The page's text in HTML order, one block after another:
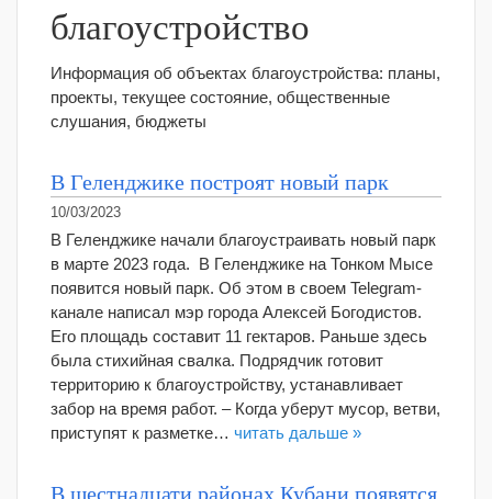
благоустройство
Информация об объектах благоустройства: планы,
проекты, текущее состояние, общественные
слушания, бюджеты
В Геленджике построят новый парк
10/03/2023
В Геленджике начали благоустраивать новый парк
в марте 2023 года. В Геленджике на Тонком Мысе
появится новый парк. Об этом в своем Telegram-
канале написал мэр города Алексей Богодистов.
Его площадь составит 11 гектаров. Раньше здесь
была стихийная свалка. Подрядчик готовит
территорию к благоустройству, устанавливает
забор на время работ. – Когда уберут мусор, ветви,
приступят к разметке… читать дальше »
В шестнадцати районах Кубани появятся